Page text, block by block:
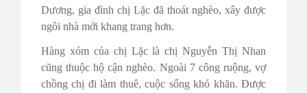
Dương, gia đình chị Lặc đã thoát nghèo, xây được
ngôi nhà mới khang trang hơn.
Hàng xóm của chị Lặc là chị Nguyễn Thị Nhan
cũng thuộc hộ cận nghèo. Ngoài 7 công ruộng, vợ
chồng chị đi làm thuê, cuộc sống khó khăn. Được